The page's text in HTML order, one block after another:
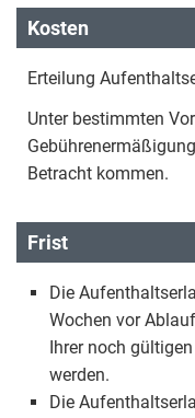
Kosten
Erteilung
Unter bestimmten
Betracht kommen.
Frist
Die
Wochen vor
Ihrer noch
werden.
Die